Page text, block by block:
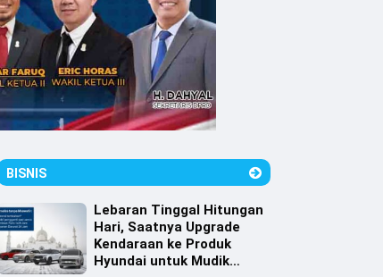
BISNIS
Lebaran Tinggal Hitungan
Hari, Saatnya Upgrade
Kendaraan ke Produk
Hyundai untuk Mudik